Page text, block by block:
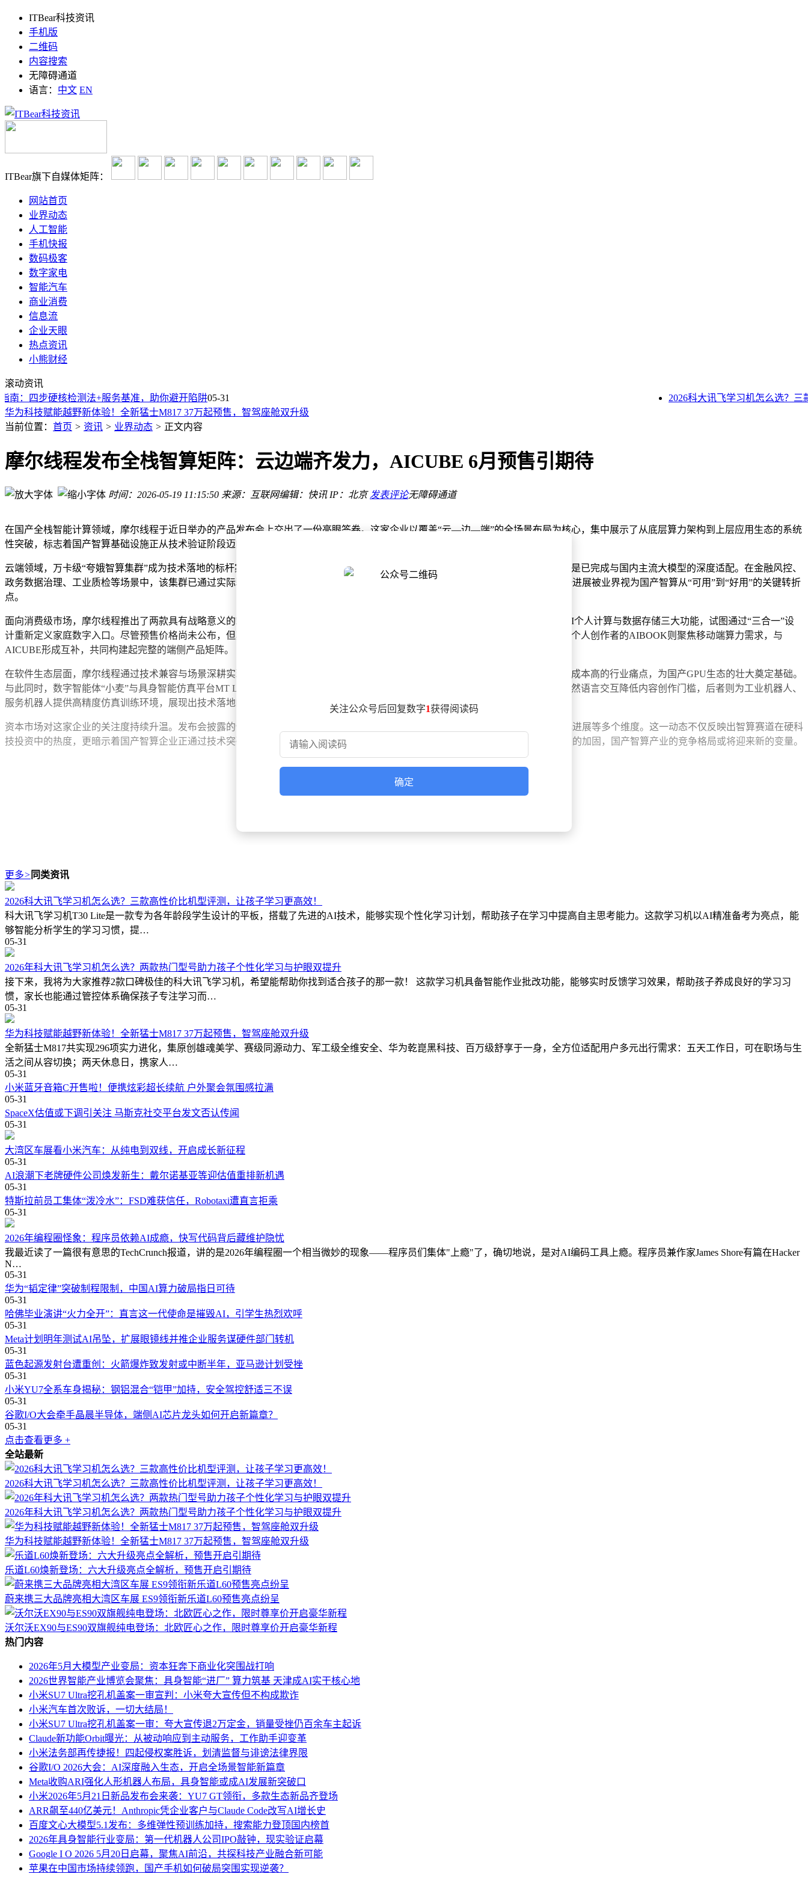
ITBear科技资讯
手机版
二维码
内容搜索
无障碍通道
语言： 中文 EN
ITBear旗下自媒体矩阵：
网站首页
业界动态
人工智能
手机快报
数码极客
数字家电
智能汽车
商业消费
信息流
企业天眼
热点资讯
小熊财经
滚动资讯
：四步硬核检测法+服务基准，助你避开陷阱05-31 2026科大讯飞学习机怎么选？三
华为“韬定律”突破制程限制，中国AI算力破局指日可待
2026年科大讯飞学习机怎么选？两款热门型号助力孩子个性化学习与护眼双提升
华为科技赋能越野新体验！全新猛士M817 37万起预售，智驾座舱双升级
小米蓝牙音箱C开售啦！便携炫彩超长续航 户外聚会氛围感拉满
SpaceX估值或下调引关注 马斯克社交平台发文否认传闻
AI浪潮下老牌硬件公司焕发新生：戴尔诺基亚等迎估值重排新机遇
特斯拉前员工集体“泼冷水”：FSD难获信任，Robotaxi遭直言拒乘
2026年编程圈怪象：程序员依赖AI成瘾，快写代码背后藏维护隐忧
华为“韬定律”突破制程限制，中国AI算力破局指日可待
当前位置： 首页 > 资讯 > 业界动态 > 正文内容
摩尔线程发布全栈智算矩阵：云边端齐发力，AICUBE 6月预售引期待
时间：2026-05-19 11:15:50 来源：互联网编辑：快讯 IP：北京 发表评论无障碍通道
在国产全栈智能计算领域，摩尔线程于近日举办的产品发布会上交出了一份亮眼答卷。这家企业以覆盖“云—边—端”的全场景布局为核心，集中展示了从底层算力架构到上层应用生态的系统
性突破，标志着国产智算基础设施正从技术验证阶段迈向规模化商用阶段。
云端领域，万卡级“夸娥智算集群”成为技术落地的标杆案例。该集群通过优化算力调度算法，实现了算力利用率的显著提升，更关键的是已完成与国内主流大模型的深度适配。在金融风控、
政务数据治理、工业质检等场景中，该集群已通过实际验证，证明其能够满足复杂业务场景对算力稳定性与响应速度的严苛要求。这一进展被业界视为国产智算从“可用”到“好用”的关键转折
点。
面向消费级市场，摩尔线程推出了两款具有战略意义的端侧产品。定位为家庭智能中枢的MTT AICUBE创新性地整合了智能体交互、AI个人计算与数据存储三大功能，试图通过“三合一”设
计重新定义家庭数字入口。尽管预售价格尚未公布，但其“全家桶”式的产品理念已引发市场对家庭智能化场景的重新想象。另一款面向个人创作者的AIBOOK则聚焦移动端算力需求，与
AICUBE形成互补，共同构建起完整的端侧产品矩阵。
在软件生态层面，摩尔线程通过技术兼容与场景深耕实现双重突破。新版MUSA架构通过与CUDA生态的深度兼容，解决了开发者迁移成本高的行业痛点，为国产GPU生态的壮大奠定基础。
与此同时，数字智能体“小麦”与具身智能仿真平台MT Lambda的发布，分别瞄准虚拟内容生成与机器人训练两大前沿领域。前者通过自然语言交互降低内容创作门槛，后者则为工业机器人、
服务机器人提供高精度仿真训练环境，展现出技术落地的精准卡位。
资本市场对这家企业的关注度持续升温。发布会披露的信息显示，近期已有34家投资机构对摩尔线程进行调研，涉及技术路线、商业化进展等多个维度。这一动态不仅反映出智算赛道在硬科
技投资中的热度，更暗示着国产智算企业正通过技术突破与生态构建，逐步赢得资本市场的长期信心。随着产品矩阵的完善与生态壁垒的加固，国产智算产业的竞争格局或将迎来新的变量。
关注公众号后回复数字1获得阅读码
确定
更多> 同类资讯
2026科大讯飞学习机怎么选？三款高性价比机型评测，让孩子学习更高效！
科大讯飞学习机T30 Lite是一款专为各年龄段学生设计的平板，搭载了先进的AI技术，能够实现个性化学习计划，帮助孩子在学习中提高自主思考能力。这款学习机以AI精准备考为亮点，能
够智能分析学生的学习习惯，提…
05-31
2026年科大讯飞学习机怎么选？两款热门型号助力孩子个性化学习与护眼双提升
接下来，我将为大家推荐2款口碑极佳的科大讯飞学习机，希望能帮助你找到适合孩子的那一款！ 这款学习机具备智能作业批改功能，能够实时反馈学习效果，帮助孩子养成良好的学习习
惯，家长也能通过管控体系确保孩子专注学习而…
05-31
华为科技赋能越野新体验！全新猛士M817 37万起预售，智驾座舱双升级
全新猛士M817共实现296项实力进化，集原创雄魂美学、赛级同源动力、军工级全维安全、华为乾崑黑科技、百万级舒享于一身，全方位适配用户多元出行需求：五天工作日，可在职场与生
活之间从容切换；两天休息日，携家人…
05-31
小米蓝牙音箱C开售啦！便携炫彩超长续航 户外聚会氛围感拉满
05-31
SpaceX估值或下调引关注 马斯克社交平台发文否认传闻
05-31
大湾区车展看小米汽车：从纯电到双线，开启成长新征程
05-31
AI浪潮下老牌硬件公司焕发新生：戴尔诺基亚等迎估值重排新机遇
05-31
特斯拉前员工集体“泼冷水”：FSD难获信任，Robotaxi遭直言拒乘
05-31
2026年编程圈怪象：程序员依赖AI成瘾，快写代码背后藏维护隐忧
我最近读了一篇很有意思的TechCrunch报道，讲的是2026年编程圈一个相当微妙的现象——程序员们集体"上瘾"了，确切地说，是对AI编码工具上瘾。程序员兼作家James Shore有篇在Hacker
N…
05-31
华为“韬定律”突破制程限制，中国AI算力破局指日可待
05-31
哈佛毕业演讲“火力全开”：直言这一代使命是摧毁AI，引学生热烈欢呼
05-31
Meta计划明年测试AI吊坠，扩展眼镜线并推企业服务谋硬件部门转机
05-31
蓝色起源发射台遭重创：火箭爆炸致发射或中断半年，亚马逊计划受挫
05-31
小米YU7全系车身揭秘：钢铝混合“铠甲”加持，安全驾控舒适三不误
05-31
谷歌I/O大会牵手晶晨半导体，端侧AI芯片龙头如何开启新篇章？
05-31
点击查看更多 +
全站最新
2026科大讯飞学习机怎么选？三款高性价比机型评测，让孩子学习更高效！
2026年科大讯飞学习机怎么选？两款热门型号助力孩子个性化学习与护眼双提升
华为科技赋能越野新体验！全新猛士M817 37万起预售，智驾座舱双升级
乐道L60焕新登场：六大升级亮点全解析，预售开启引期待
蔚来携三大品牌亮相大湾区车展 ES9领衔新乐道L60预售亮点纷呈
沃尔沃EX90与ES90双旗舰纯电登场：北欧匠心之作，限时尊享价开启豪华新程
热门内容
2026年5月大模型产业变局：资本狂奔下商业化突围战打响
2026世界智能产业博览会聚焦：具身智能“进厂” 算力筑基 天津成AI实干核心地
小米SU7 Ultra挖孔机盖案一审宣判：小米夸大宣传但不构成欺诈
小米汽车首次败诉，一切大结局！
小米SU7 Ultra挖孔机盖案一审：夸大宣传退2万定金，销量受挫仍百余车主起诉
Claude新功能Orbit曝光：从被动响应到主动服务，工作助手迎变革
小米法务部再传捷报！四起侵权案胜诉，划清监督与诽谤法律界限
谷歌I/O 2026大会：AI深度融入生态，开启全场景智能新篇章
Meta收购ARI强化人形机器人布局，具身智能或成AI发展新突破口
小米2026年5月21日新品发布会来袭：YU7 GT领衔，多款生态新品齐登场
ARR飙至440亿美元！Anthropic凭企业客户与Claude Code改写AI增长史
百度文心大模型5.1发布：多维弹性预训练加持，搜索能力登顶国内榜首
2026年具身智能行业变局：第一代机器人公司IPO敲钟，现实验证启幕
Google I O 2026 5月20日启幕，聚焦AI前沿，共探科技产业融合新可能
苹果在中国市场持续领跑，国产手机如何破局突围实现逆袭？